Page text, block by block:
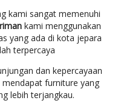
kami sangat memenuhi
kami menggunakan
yang ada di kota jepara
terpercaya
dan kepercayaan
furniture yang
lebih terjangkau.